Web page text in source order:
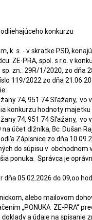
konkurzu
k. s. - v skratke PSD,
ZE-PRA, spol. s r.o. v
zn.: 29R/1/2020, zo dňa
119/2022 zo dňa
konkurzu hodnoty majetku
účet dlžníka, Bc. Dušan
do súpisu v  obchodnom
a údaje na spísanie